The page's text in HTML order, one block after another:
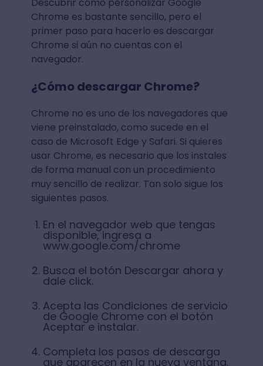
Chrome es bastante sencillo, pero el
primer paso para hacerlo es descargar
Chrome si aún no cuentas con el
navegador.
¿Cómo descargar Chrome?
Chrome no es uno de los navegadores que
viene preinstalado, como sucede en el
caso de Microsoft Edge y Safari. Si quieres
usar Chrome, es necesario que los instales
de forma manual con un procedimiento
muy sencillo de realizar. Tan solo sigue los
siguientes pasos.
En el navegador web que tengas
disponible, ingresa a
www.google.com/chrome
Busca el botón Descargar ahora y
dale click.
Acepta las Condiciones de servicio
de Google Chrome con el botón
Aceptar e instalar.
Completa los pasos de descarga
que aparecen en la nueva ventana.